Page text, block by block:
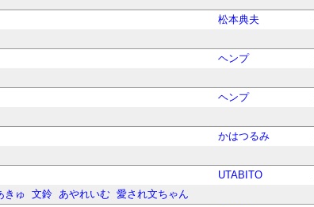
松本典夫
ヘンプ
ヘンプ
かはつるみ
UTABITO
きゅ 文鈴 あやれいむ 愛され文ちゃん